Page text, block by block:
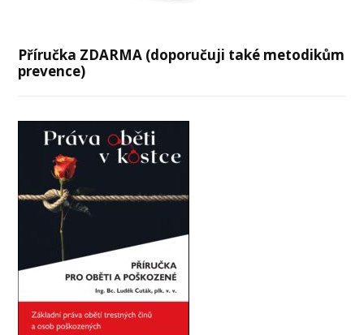
Příručka ZDARMA (doporučuji také metodikům
prevence)